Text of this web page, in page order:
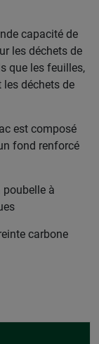
capacité de
les déchets de
que les feuilles,
les déchets de
est composé
fond renforcé
poubelle à
carbone